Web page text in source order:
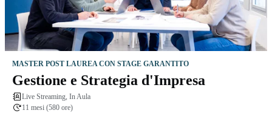
MASTER POST LAUREA CON STAGE GARANTITO
Gestione e Strategia d'Impresa
Live Streaming, In Aula
11 mesi (580 ore)